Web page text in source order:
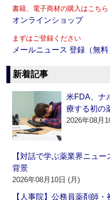
書籍、電子商材の購入はこちら
オンラインショップ
まずはご登録ください
メールニュース 登録（無料
新着記事
米FDA、ナ
療する初の
2026年08月
【対話で学ぶ薬業界ニュ
背景
2026年08月10日 (月)
【人事院】公務員薬剤師